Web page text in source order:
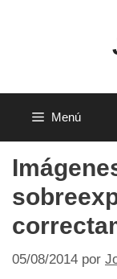
Menú
05/08/2014 por